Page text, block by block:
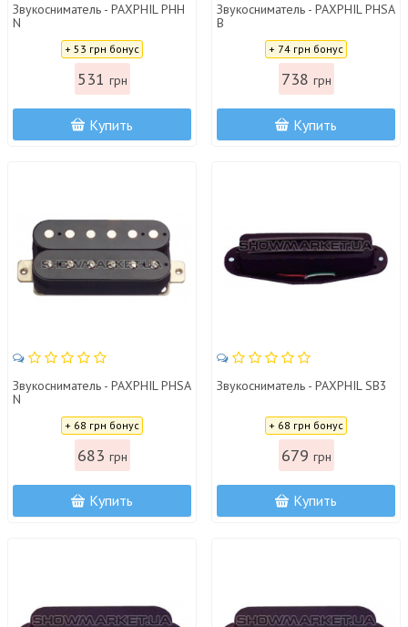
Звукосниматель - PAXPHIL PHH
N
+ 53 грн бонус
531 грн
Купить
Звукосниматель - PAXPHIL PHSA
B
+ 74 грн бонус
738 грн
Купить
Звукосниматель - PAXPHIL PHSA
N
+ 68 грн бонус
683 грн
Купить
Звукосниматель - PAXPHIL SB3
+ 68 грн бонус
679 грн
Купить